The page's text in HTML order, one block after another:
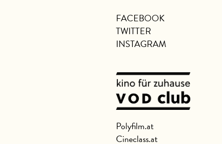
FACEBOOK
TWITTER
INSTAGRAM
Polyfilm.at
Cineclass.at